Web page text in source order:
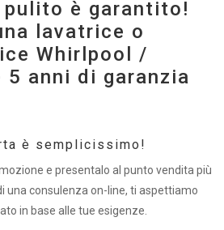
pulito è garantito!
lavatrice o
Whirlpool /
anni di garanzia
è semplicissimo!
e presentalo al punto vendita più
una consulenza on-line, ti aspettiamo
in base alle tue esigenze.